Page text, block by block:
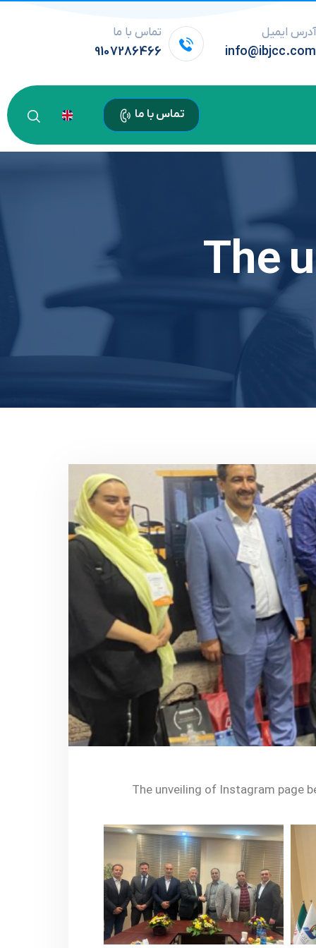
آدرس ایمیل
info@ibjcc.com
تماس با ما
9107286466
تماس با ما
The
The unveiling of Instagram page